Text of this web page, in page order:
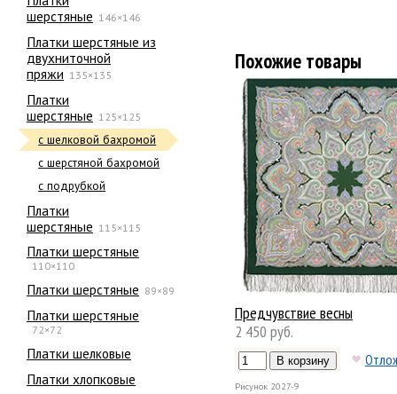
шерстяные 146×146
Платки шерстяные из
двухниточной
пряжи 135×135
Платки
шерстяные 125×125
с шелковой бахромой
с шерстяной бахромой
с подрубкой
Платки
шерстяные 115×115
Платки шерстяные
110×110
Платки шерстяные 89×89
Платки шерстяные
72×72
Платки шелковые
Платки хлопковые
Похожие товары
Предчувствие весны
2 450 руб.
Рисунок 2027-9